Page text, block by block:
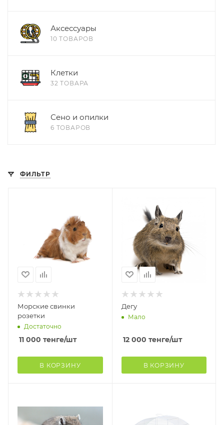
Аксессуары
10 ТОВАРОВ
Клетки
32 ТОВАРА
Сено и опилки
6 ТОВАРОВ
ФИЛЬТР
Морские свинки
розетки
Достаточно
11 000 тенге/шт
В КОРЗИНУ
Дегу
Мало
12 000 тенге/шт
В КОРЗИНУ